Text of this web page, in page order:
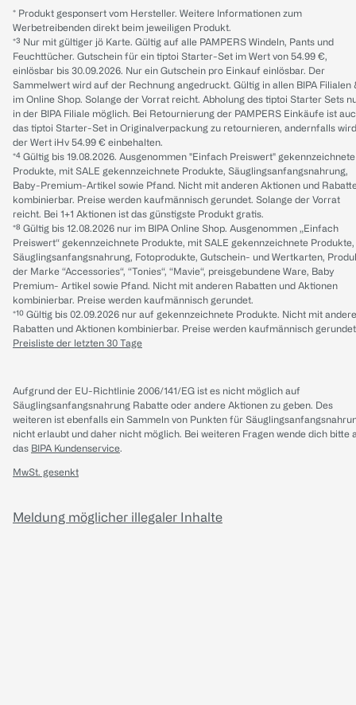
* Produkt gesponsert vom Hersteller. Weitere Informationen zum
Werbetreibenden direkt beim jeweiligen Produkt.
*³ Nur mit gültiger jö Karte. Gültig auf alle PAMPERS Windeln, Pants und
Feuchttücher. Gutschein für ein tiptoi Starter-Set im Wert von 54.99 €,
einlösbar bis 30.09.2026. Nur ein Gutschein pro Einkauf einlösbar. Der
Sammelwert wird auf der Rechnung angedruckt. Gültig in allen BIPA Filialen
im Online Shop. Solange der Vorrat reicht. Abholung des tiptoi Starter Sets
in der BIPA Filiale möglich. Bei Retournierung der PAMPERS Einkäufe ist
das tiptoi Starter-Set in Originalverpackung zu retournieren, andernfalls wird
der Wert iHv 54.99 € einbehalten.
*⁴ Gültig bis 19.08.2026. Ausgenommen "Einfach Preiswert" gekennzeichnete
Produkte, mit SALE gekennzeichnete Produkte, Säuglingsanfangsnahrung,
Baby-Premium-Artikel sowie Pfand. Nicht mit anderen Aktionen und
kombinierbar. Preise werden kaufmännisch gerundet. Solange der Vorrat
reicht. Bei 1+1 Aktionen ist das günstigste Produkt gratis.
*⁸ Gültig bis 12.08.2026 nur im BIPA Online Shop. Ausgenommen „Einfach
Preiswert“ gekennzeichnete Produkte, mit SALE gekennzeichnete Produkte,
Säuglingsanfangsnahrung, Fotoprodukte, Gutschein- und Wertkarten,
der Marke “Accessories“, “Tonies“, “Mavie“, preisgebundene Ware, Baby
Premium- Artikel sowie Pfand. Nicht mit anderen Rabatten und Aktionen
kombinierbar. Preise werden kaufmännisch gerundet.
*¹⁰ Gültig bis 02.09.2026 nur auf gekennzeichnete Produkte. Nicht mit
Rabatten und Aktionen kombinierbar. Preise werden kaufmännisch
Preisliste der letzten 30 Tage
Aufgrund der EU-Richtlinie 2006/141/EG ist es nicht möglich auf
Säuglingsanfangsnahrung Rabatte oder andere Aktionen zu geben. Des
weiteren ist ebenfalls ein Sammeln von Punkten für
nicht erlaubt und daher nicht möglich. Bei weiteren Fragen wende dich bitte
das BIPA Kundenservice.
MwSt. gesenkt
Meldung möglicher illegaler Inhalte